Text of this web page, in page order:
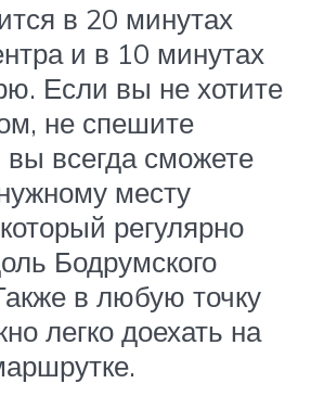
в 20 минутах
и в 10 минутах
Если вы не хотите
не спешите
вы всегда сможете
месту
регулярно
Бодрумского
в любую точку
легко доехать на